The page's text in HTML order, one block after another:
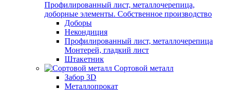
Профилированный лист, металлочерепица,
доборные элементы. Собственное производство
Доборы
Некондиция
Профилированный лист, металлочерепица
Монтерей, гладкий лист
Штакетник
Сортовой металл
Забор 3D
Металлопрокат